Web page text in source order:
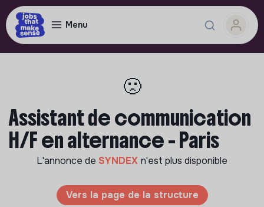
Menu
🙁
Assistant de communication
H/F en alternance - Paris
L'annonce de SYNDEX n'est plus disponible
Vers la page de la structure